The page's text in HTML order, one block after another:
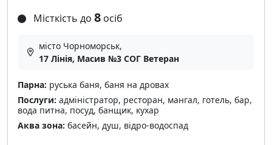
Місткість до 8 осіб
місто Чорноморськ,
17 Лінія, Масив №3 СОГ Ветеран
Парна: руська баня, баня на дровах
Послуги: адміністратор, ресторан, мангал, готель, бар,
вода питна, посуд, банщик, кухар
Аква зона: басейн, душ, відро-водоспад